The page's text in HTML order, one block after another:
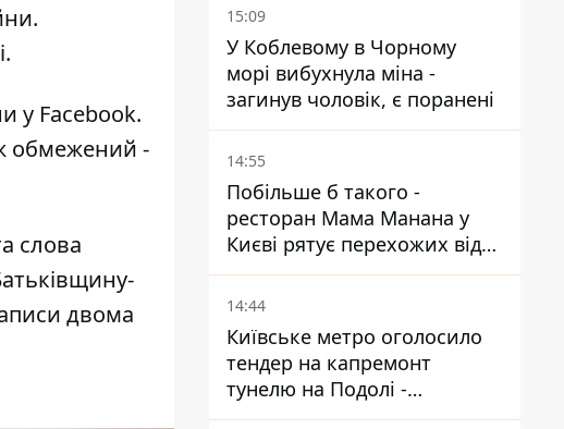
у Facebook.
обмежений -
слова
двома
15:09
У Коблевому в Чорному
морі вибухнула міна -
загинув чоловік, є поранені
14:55
Побільше б такого -
ресторан Мама Манана у
Києві рятує перехожих від
спеки
14:44
Київське метро оголосило
тендер на капремонт
тунелю на Подолі -
триватиме майже два роки